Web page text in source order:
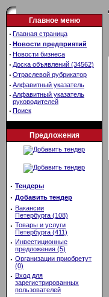
Главное меню
· Главная страница
· Новости предприятий
· Новости бизнеса
· Доска объявлений (34562)
· Отраслевой рубрикатор
· Алфавитный указатель
· Алфавитный указатель
руководителей
· Поиск
Предложения
· Тендеры
· Добавить тендер
· Вакансии
Петербурга (108)
· Товары и услуги
Петербурга (411)
· Инвестиционные
предложения (5)
· Организации приобретут
(0)
· Вход для
зарегистрированных
пользователей